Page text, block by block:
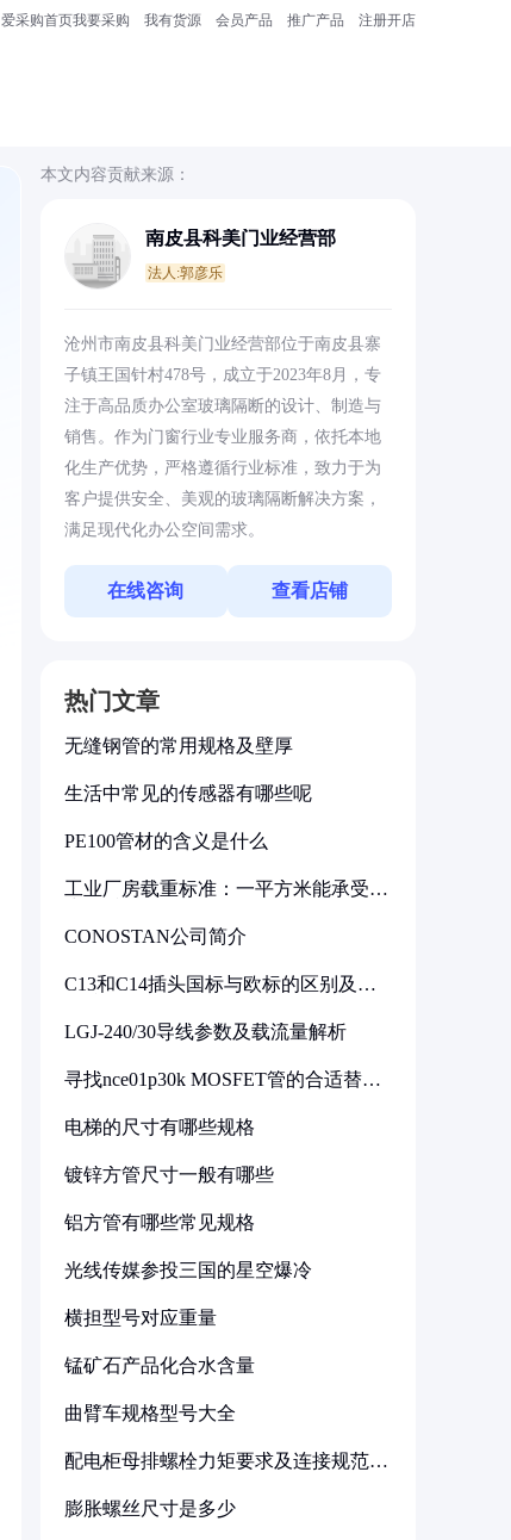
爱采购首页我要采购 我有货源 会员产品 推广产品 注册开店
本文内容贡献来源：
南皮县科美门业经营部
法人:郭彦乐
沧州市南皮县科美门业经营部位于南皮县寨
子镇王国针村478号，成立于2023年8月，专
注于高品质办公室玻璃隔断的设计、制造与
销售。作为门窗行业专业服务商，依托本地
化生产优势，严格遵循行业标准，致力于为
客户提供安全、美观的玻璃隔断解决方案，
满足现代化办公空间需求。
在线咨询 查看店铺
热门文章
无缝钢管的常用规格及壁厚
生活中常见的传感器有哪些呢
PE100管材的含义是什么
工业厂房载重标准：一平方米能承受多
CONOSTAN公司简介
C13和C14插头国标与欧标的区别及其
LGJ-240/30导线参数及载流量解析
寻找nce01p30k MOSFET管的合适替代
电梯的尺寸有哪些规格
镀锌方管尺寸一般有哪些
铝方管有哪些常见规格
光线传媒参投三国的星空爆冷
横担型号对应重量
锰矿石产品化合水含量
曲臂车规格型号大全
配电柜母排螺栓力矩要求及连接规范详
膨胀螺丝尺寸是多少